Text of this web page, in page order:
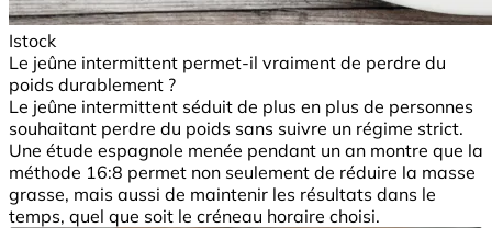
Istock
Le jeûne intermittent permet-il vraiment de perdre du
poids durablement ?
Le jeûne intermittent séduit de plus en plus de personnes
souhaitant perdre du poids sans suivre un régime strict.
Une étude espagnole menée pendant un an montre que la
méthode 16:8 permet non seulement de réduire la masse
grasse, mais aussi de maintenir les résultats dans le
temps, quel que soit le créneau horaire choisi.